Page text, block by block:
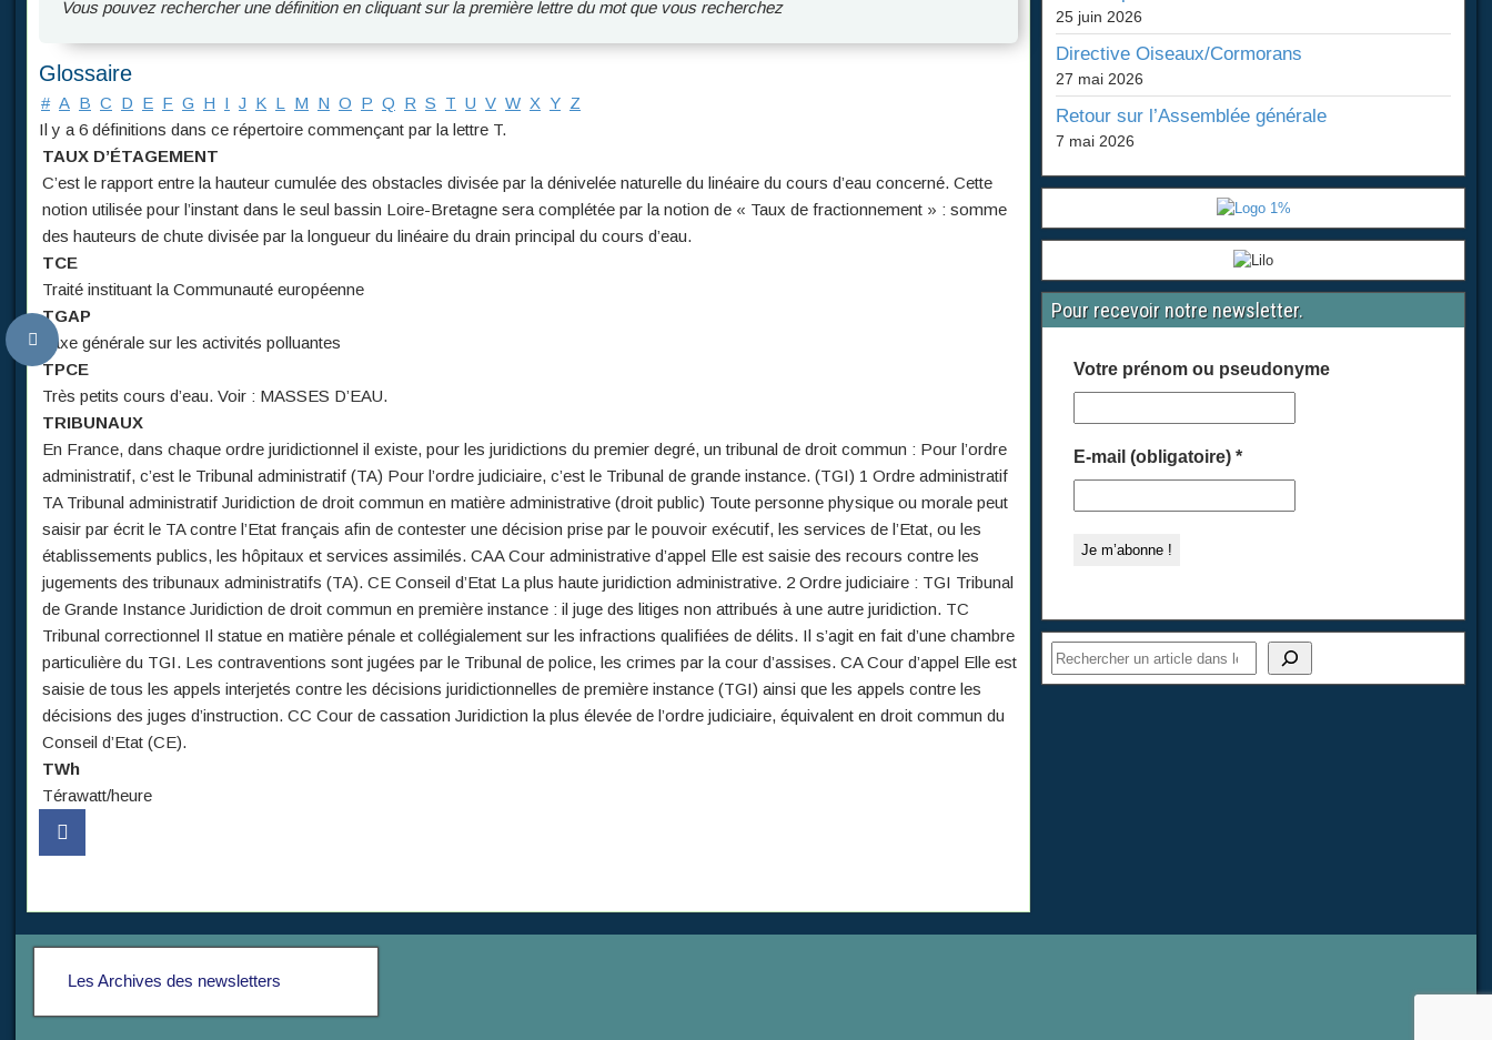
Vous pouvez rechercher une définition en cliquant sur la première lettre du mot que vous recherchez
Glossaire
# A B C D E F G H I J K L M N O P Q R S T U V W X Y Z
Il y a 6 définitions dans ce répertoire commençant par la lettre T.
TAUX D’ÉTAGEMENT
C’est le rapport entre la hauteur cumulée des obstacles divisée par la dénivelée naturelle du linéaire du cours d’eau concerné. Cette
notion utilisée pour l’instant dans le seul bassin Loire-Bretagne sera complétée par la notion de « Taux de fractionnement » : somme
des hauteurs de chute divisée par la longueur du linéaire du drain principal du cours d’eau.
TCE
Traité instituant la Communauté européenne
TGAP
Taxe générale sur les activités polluantes
TPCE
Très petits cours d’eau. Voir : MASSES D’EAU.
TRIBUNAUX
En France, dans chaque ordre juridictionnel il existe, pour les juridictions du premier degré, un tribunal de droit commun : Pour l’ordre
administratif, c’est le Tribunal administratif (TA) Pour l’ordre judiciaire, c’est le Tribunal de grande instance. (TGI) 1 Ordre administratif
TA Tribunal administratif Juridiction de droit commun en matière administrative (droit public) Toute personne physique ou morale peut
saisir par écrit le TA contre l’Etat français afin de contester une décision prise par le pouvoir exécutif, les services de l’Etat, ou les
établissements publics, les hôpitaux et services assimilés. CAA Cour administrative d’appel Elle est saisie des recours contre les
jugements des tribunaux administratifs (TA). CE Conseil d’Etat La plus haute juridiction administrative. 2 Ordre judiciaire : TGI Tribunal
de Grande Instance Juridiction de droit commun en première instance : il juge des litiges non attribués à une autre juridiction. TC
Tribunal correctionnel Il statue en matière pénale et collégialement sur les infractions qualifiées de délits. Il s’agit en fait d’une chambre
particulière du TGI. Les contraventions sont jugées par le Tribunal de police, les crimes par la cour d’assises. CA Cour d’appel Elle est
saisie de tous les appels interjetés contre les décisions juridictionnelles de première instance (TGI) ainsi que les appels contre les
décisions des juges d’instruction. CC Cour de cassation Juridiction la plus élevée de l’ordre judiciaire, équivalent en droit commun du
Conseil d’Etat (CE).
TWh
Térawatt/heure
25 juin 2026
Directive Oiseaux/Cormorans
27 mai 2026
Retour sur l’Assemblée générale
7 mai 2026
Pour recevoir notre newsletter.
Votre prénom ou pseudonyme
E-mail (obligatoire)*
Les Archives des newsletters